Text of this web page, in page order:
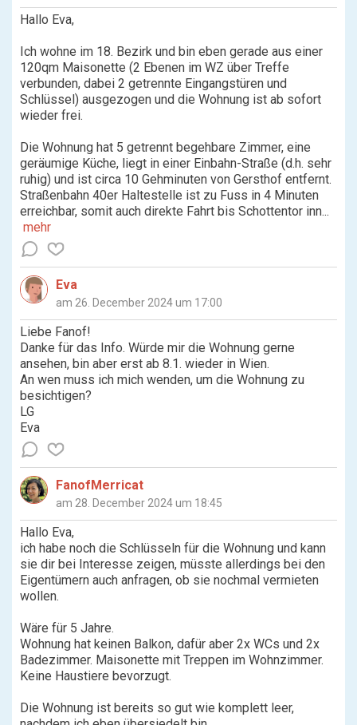
Hallo Eva,
Ich wohne im 18. Bezirk und bin eben gerade aus einer
120qm Maisonette (2 Ebenen im WZ über Treffe
verbunden, dabei 2 getrennte Eingangstüren und
Schlüssel) ausgezogen und die Wohnung ist ab sofort
wieder frei.
Die Wohnung hat 5 getrennt begehbare Zimmer, eine
geräumige Küche, liegt in einer Einbahn-Straße (d.h. sehr
ruhig) und ist circa 10 Gehminuten von Gersthof entfernt.
Straßenbahn 40er Haltestelle ist zu Fuss in 4 Minuten
erreichbar, somit auch direkte Fahrt bis Schottentor inn...
mehr
Eva
am 26. December 2024 um 17:00
Liebe Fanof!
Danke für das Info. Würde mir die Wohnung gerne
ansehen, bin aber erst ab 8.1. wieder in Wien.
An wen muss ich mich wenden, um die Wohnung zu
besichtigen?
LG
Eva
FanofMerricat
am 28. December 2024 um 18:45
Hallo Eva,
ich habe noch die Schlüsseln für die Wohnung und kann
sie dir bei Interesse zeigen, müsste allerdings bei den
Eigentümern auch anfragen, ob sie nochmal vermieten
wollen.
Wäre für 5 Jahre.
Wohnung hat keinen Balkon, dafür aber 2x WCs und 2x
Badezimmer. Maisonette mit Treppen im Wohnzimmer.
Keine Haustiere bevorzugt.
Die Wohnung ist bereits so gut wie komplett leer,